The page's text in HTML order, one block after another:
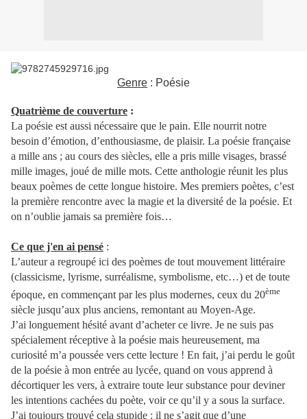
Genre : Poésie
Quatrième de couverture :
La poésie est aussi nécessaire que le pain. Elle nourrit notre
besoin d’émotion, d’enthousiasme, de plaisir. La poésie française
a mille ans ; au cours des siècles, elle a pris mille visages, brassé
mille images, joué de mille mots. Cette anthologie réunit les plus
beaux poèmes de cette longue histoire. Mes premiers poètes, c’est
la première rencontre avec la magie et la diversité de la poésie. Et
on n’oublie jamais sa première fois…
Ce que j'en ai pensé :
L’auteur a regroupé ici des poèmes de tout mouvement littéraire
(classicisme, lyrisme, surréalisme, symbolisme, etc…) et de toute
époque, en commençant par les plus modernes, ceux du 20ème
siècle jusqu’aux plus anciens, remontant au Moyen-Age.
J’ai longuement hésité avant d’acheter ce livre. Je ne suis pas
spécialement réceptive à la poésie mais heureusement, ma
curiosité m’a poussée vers cette lecture ! En fait, j’ai perdu le goût
de la poésie à mon entrée au lycée, quand on vous apprend à
décortiquer les vers, à extraire toute leur substance pour deviner
les intentions cachées du poète, voir ce qu’il y a sous la surface.
J’ai toujours trouvé cela stupide : il ne s’agit que d’une